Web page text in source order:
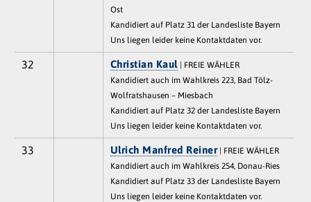
Ost
Kandidiert auf Platz 31 der Landesliste Bayern
Uns liegen leider keine Kontaktdaten vor.
32 Christian Kaul| FREIE WÄHLER
Kandidiert auch im Wahlkreis 223, Bad Tölz-
Wolfratshausen – Miesbach
Kandidiert auf Platz 32 der Landesliste Bayern
Uns liegen leider keine Kontaktdaten vor.
33 Ulrich Manfred Reiner| FREIE WÄHLER
Kandidiert auch im Wahlkreis 254, Donau-Ries
Kandidiert auf Platz 33 der Landesliste Bayern
Uns liegen leider keine Kontaktdaten vor.